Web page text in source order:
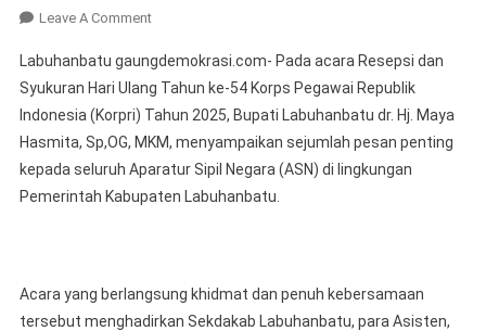
Leave A CommentOn
Penting
Bupati
Labuhanbatu
Kepada
ASN
Di
HUT
Ke-
Labuhanbatu gaungdemokrasi.com- Pada acara Resepsi dan
Syukuran Hari Ulang Tahun ke-54 Korps Pegawai Republik
Indonesia (Korpri) Tahun 2025, Bupati Labuhanbatu dr. Hj. Maya
Hasmita, Sp,OG, MKM, menyampaikan sejumlah pesan penting
kepada seluruh Aparatur Sipil Negara (ASN) di lingkungan
Pemerintah Kabupaten Labuhanbatu.
Acara yang berlangsung khidmat dan penuh kebersamaan
tersebut menghadirkan Sekdakab Labuhanbatu, para Asisten,